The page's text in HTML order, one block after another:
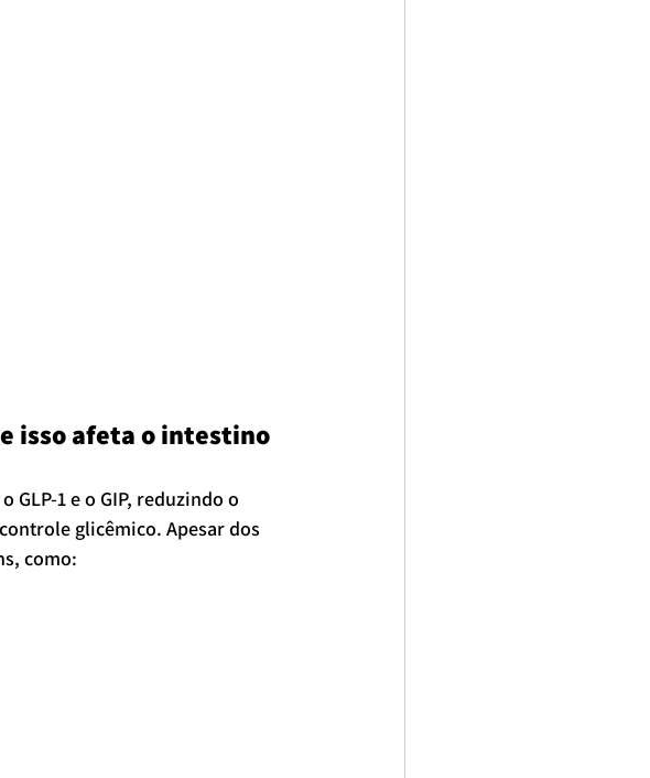
isso afeta o intestino
1 e o GIP, reduzindo o
glicêmico. Apesar dos
como: